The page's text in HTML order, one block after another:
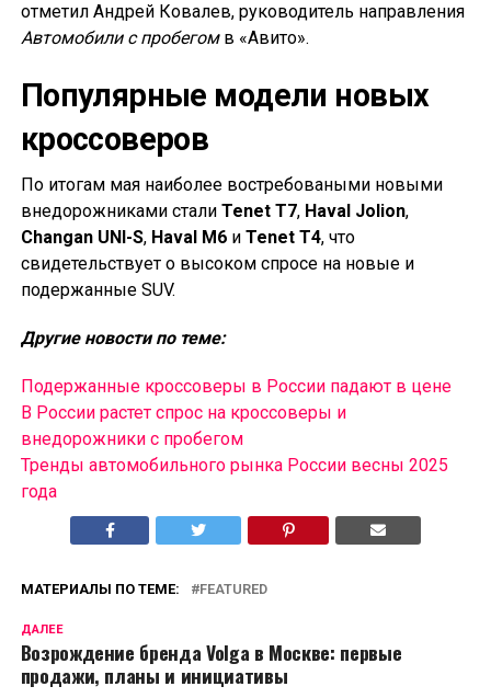
отметил Андрей Ковалев, руководитель направления
Автомобили с пробегомв «Авито».
Популярные модели новых
кроссоверов
По итогам мая наиболее востребоваными новыми
внедорожниками стали Tenet T7, Haval Jolion,
Changan UNI-S, Haval M6и Tenet T4, что
свидетельствует о высоком спросе на новые и
подержанные SUV.
Другие новости по теме:
Подержанные кроссоверы в России падают в цене
В России растет спрос на кроссоверы и
внедорожники с пробегом
Тренды автомобильного рынка России весны 2025
года
МАТЕРИАЛЫ ПО ТЕМЕ: FEATURED
ДАЛЕЕ
Возрождение бренда Volga в Москве: первые
продажи, планы и инициативы